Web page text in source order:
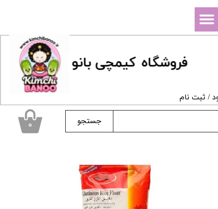
فروشگاه کیمچی بانو
جستجو
/ ثبت نام
حساب کاربری من
سفارشات
۰